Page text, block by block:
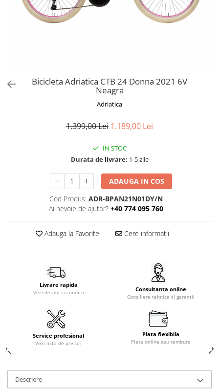
Furci si accesorii
Pipe
Portbagaje si cosuri
Roti ajutatoare
Suporturi & Standuri
Bicicleta Adriatica CTB 24 Donna 2021 6V
Neagra
Adriatica
1.399,00 Lei 1.189,00 Lei
IN STOC
Durata de livrare: 1-5 zile
ADAUGA IN COS
Cod Produs: ADR-BPAN21N01DY/N
Ai nevoie de ajutor? +40 774 095 760
Adauga la Favorite Cere informatii
Livrare rapida
Vezi detalii si conditii Consultanta online
Consiliere tehnica si garantii
Service profesional
Vezi lista de preturi
Plata flexibila
Plata online sau ramburs
Descriere